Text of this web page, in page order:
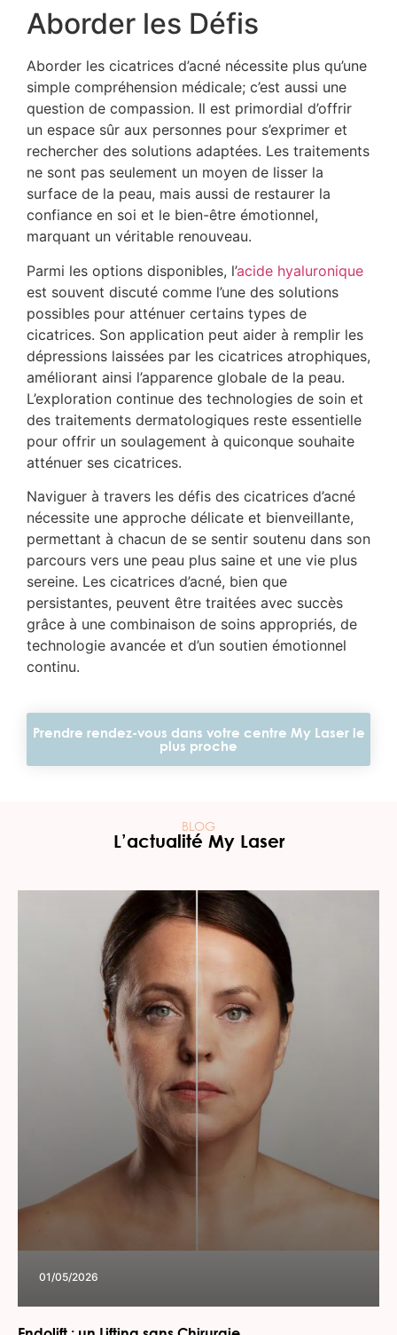
Aborder les Défis
Aborder les cicatrices d’acné nécessite plus qu’une
simple compréhension médicale; c’est aussi une
question de compassion. Il est primordial d’offrir
un espace sûr aux personnes pour s’exprimer et
rechercher des solutions adaptées. Les traitements
ne sont pas seulement un moyen de lisser la
surface de la peau, mais aussi de restaurer la
confiance en soi et le bien-être émotionnel,
marquant un véritable renouveau.
Parmi les options disponibles, l’acide hyaluronique
est souvent discuté comme l’une des solutions
possibles pour atténuer certains types de
cicatrices. Son application peut aider à remplir les
dépressions laissées par les cicatrices atrophiques,
améliorant ainsi l’apparence globale de la peau.
L’exploration continue des technologies de soin et
des traitements dermatologiques reste essentielle
pour offrir un soulagement à quiconque souhaite
atténuer ses cicatrices.
Naviguer à travers les défis des cicatrices d’acné
nécessite une approche délicate et bienveillante,
permettant à chacun de se sentir soutenu dans son
parcours vers une peau plus saine et une vie plus
sereine. Les cicatrices d’acné, bien que
persistantes, peuvent être traitées avec succès
grâce à une combinaison de soins appropriés, de
technologie avancée et d’un soutien émotionnel
continu.
Prendre rendez-vous dans votre centre My Laser le
plus proche
BLOG
L’actualité My Laser
01/05/2026